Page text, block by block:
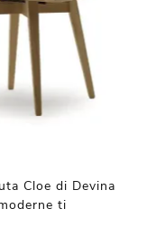
Cloe di Devina
ti